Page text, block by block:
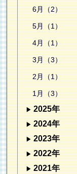
6月（2）
5月（1）
4月（1）
3月（3）
2月（1）
1月（3）
2025年
2024年
2023年
2022年
2021年